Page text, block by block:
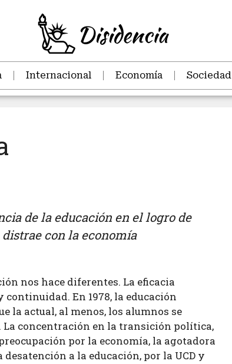
Internacional Economía Sociedad
de la educación en el logro de
con la economía
nos hace diferentes. La eficacia
En 1978, la educación
la actual, al menos, los alumnos se
La concentración en la transición política,
por la economía, la agotadora
a la educación, por la UCD y